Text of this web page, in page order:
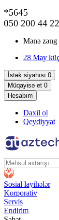
*5645
050 200 44 22
Mənə zəng
28 May
İstək siyahısı 0
Müqayisə et 0
Hesabım
Daxil ol
Qeydiyyat
Sosial layihələr
Korporativ
Servis
Endirim